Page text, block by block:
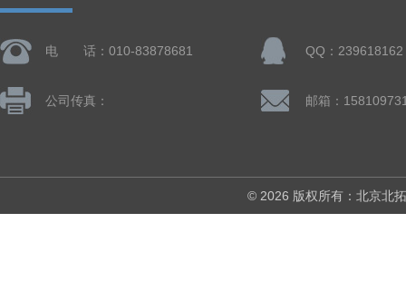
电 话：010-83878681 QQ：239618162
公司传真：
© 2026 版权所有：北京北